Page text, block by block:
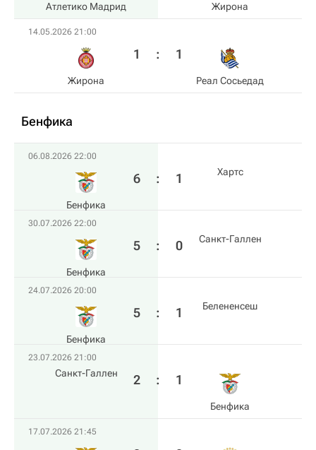
Атлетико Мадрид Жирона
14.05.2026 21:00
Жирона
1 : 1
Реал Сосьедад
Бенфика
06.08.2026 22:00
Бенфика
6 : 1 Хартс
30.07.2026 22:00
Бенфика
5 : 0 Санкт-Галлен
24.07.2026 20:00
Бенфика
5 : 1 Белененсеш
23.07.2026 21:00
Санкт-Галлен 2 : 1
Бенфика
17.07.2026 21:45